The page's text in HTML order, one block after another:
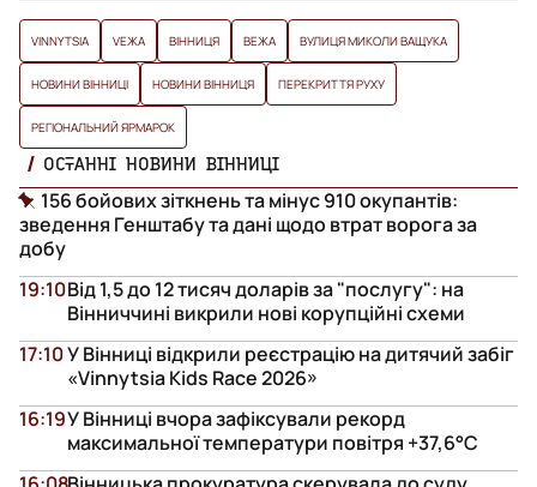
VINNYTSIA VЕЖА ВІННИЦЯ ВЕЖА ВУЛИЦЯ МИКОЛИ ВАЩУКА
НОВИНИ ВІННИЦІ НОВИНИ ВІННИЦЯ ПЕРЕКРИТТЯ РУХУ
РЕГІОНАЛЬНИЙ ЯРМАРОК
ОСТАННІ НОВИНИ ВІННИЦІ
156 бойових зіткнень та мінус 910 окупантів:
зведення Генштабу та дані щодо втрат ворога за
добу
Від 1,5 до 12 тисяч доларів за "послугу": на
Вінниччині викрили нові корупційні схеми
19:10
У Вінниці відкрили реєстрацію на дитячий забіг
«Vinnytsia Kids Race 2026»
17:10
У Вінниці вчора зафіксували рекорд
максимальної температури повітря +37,6°С
16:19